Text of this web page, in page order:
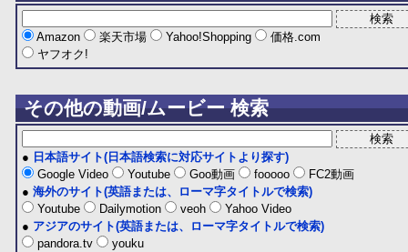
Amazon 楽天市場 Yahoo!Shopping
価格.com
ヤフオク!
その他の動画/ムービー 検索
● 日本語サイト(日本語検索に対応サイトより探す)
Google Video
Youtube Goo動画 fooooo
FC2動画
● 海外のサイト(英語または、ローマ字タイトルで検索)
Youtube
Dailymotion veoh
Yahoo Video
● アジアのサイト(英語または、ローマ字タイトルで検索)
pandora.tv
youku